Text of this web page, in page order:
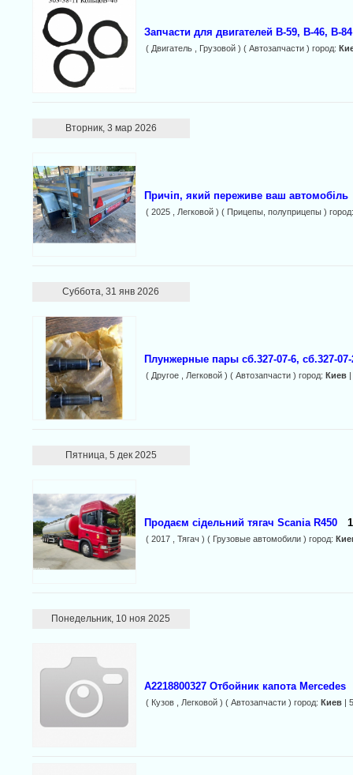
Запчасти для двигателей В-59, В-46, В-
( Двигатель , Грузовой ) ( Автозапчасти ) город:
Вторник, 3 мар 2026
Причіп, який переживе ваш автомобіль
( 2025 , Легковой ) ( Прицепы, полуприцепы )
Суббота, 31 янв 2026
Плунжерные пары сб.327-07-6, сб.327-07-
( Другое , Легковой ) ( Автозапчасти ) город: Киев|
Пятница, 5 дек 2025
Продаєм сідельний тягач Scania R450
( 2017 , Тягач ) ( Грузовые автомобили ) город:
Понедельник, 10 ноя 2025
A2218800327 Отбойник капота Mercedes
( Кузов , Легковой ) ( Автозапчасти ) город: Киев|